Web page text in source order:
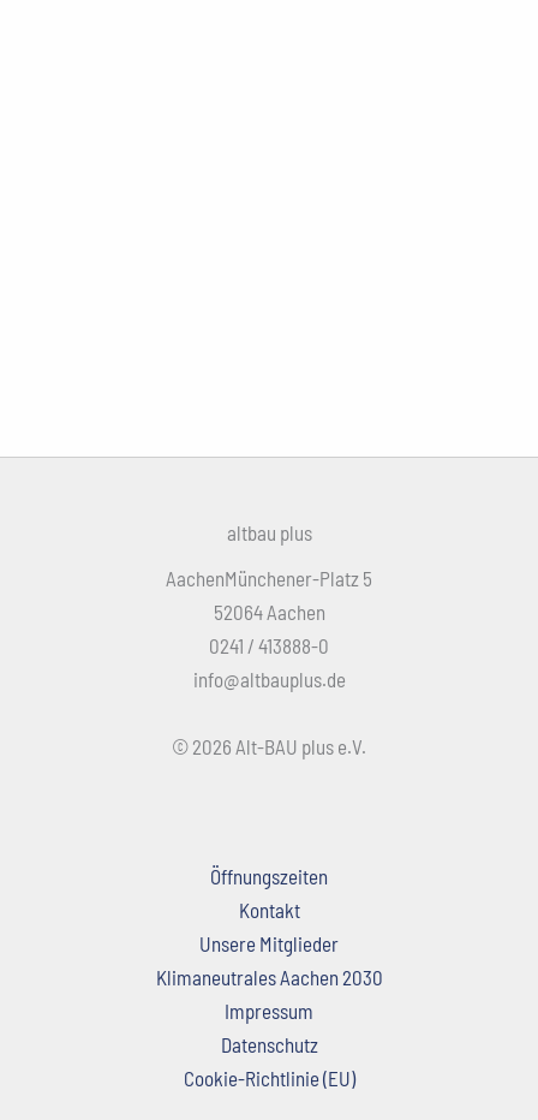
altbau plus
AachenMünchener-Platz 5
52064 Aachen
0241 / 413888-0
info@altbauplus.de
© 2026 Alt-BAU plus e.V.
Öffnungszeiten
Kontakt
Unsere Mitglieder
Klimaneutrales Aachen 2030
Impressum
Datenschutz
Cookie-Richtlinie (EU)